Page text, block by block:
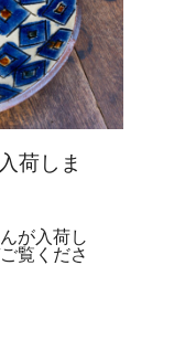
荷しま
が入荷し
覧くださ